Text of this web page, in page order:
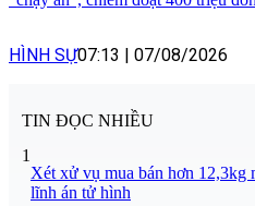
HÌNH SỰ07:13 | 07/08/2026
TIN ĐỌC NHIỀU
1
Xét xử vụ mua bán hơn
lĩnh án tử hình